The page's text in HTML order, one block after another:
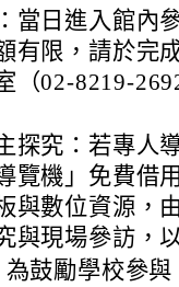
當日進入館內
有限，請於完
（02-8219-
探究：若專人
覽機」免費借
與數位資源，
與現場參訪，
鼓勵學校參